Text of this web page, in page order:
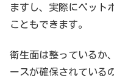
ますし、実際にペット
こともできます。
衛生面は整っているか
ースが確保されている